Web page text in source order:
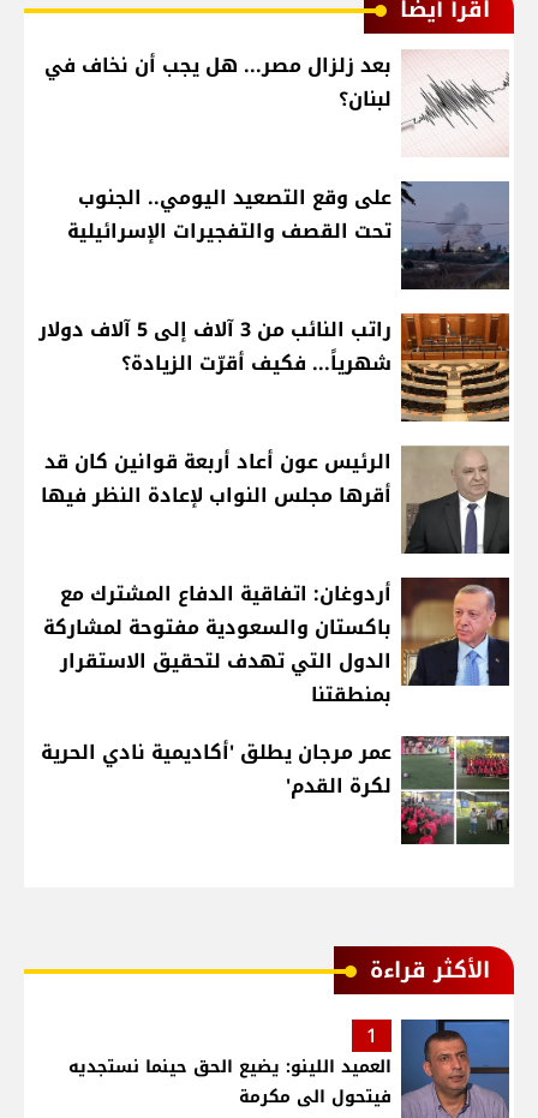
اقرأ أيضا
بعد زلزال مصر... هل يجب أن نخاف في
لبنان؟
على وقع التصعيد اليومي.. الجنوب
تحت القصف والتفجيرات الإسرائيلية
راتب النائب من 3 آلاف إلى 5 آلاف دولار
شهرياً... فكيف أقرّت الزيادة؟
الرئيس عون أعاد أربعة قوانين كان قد
أقرها مجلس النواب لإعادة النظر فيها
أردوغان: اتفاقية الدفاع المشترك مع
باكستان والسعودية مفتوحة لمشاركة
الدول التي تهدف لتحقيق الاستقرار
بمنطقتنا
عمر مرجان يطلق 'أكاديمية نادي الحرية
لكرة القدم'
الأكثر قراءة
1
العميد اللينو: يضيع الحق حينما نستجديه
فيتحول الى مكرمة